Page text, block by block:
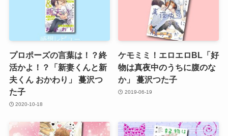
プロポーズの言葉は！？終
活かよ！？「新妻くんと新
夫くん おかわり」 蔓沢つ
た子
2020-10-18
ケモミミ！エロエロBL「好
物は真夜中のうちに腹のな
か」 蔓沢つた子
2019-06-19